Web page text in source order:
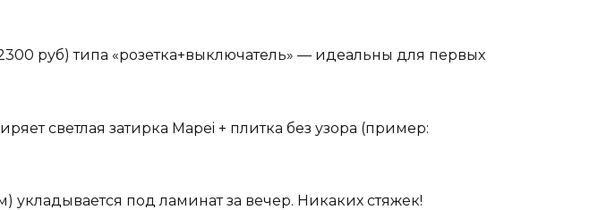
руб) типа «розетка+выключатель» — идеальны для первых
светлая затирка Mapei + плитка без узора (пример:
укладывается под ламинат за вечер. Никаких стяжек!